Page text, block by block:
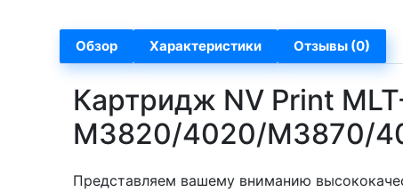
Обзор Характеристики Отзывы (0)
Картридж NV Print
M3820/4020/M3870/
Представляем вашему вниманию